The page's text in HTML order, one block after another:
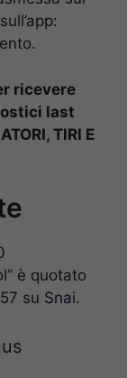
sull’app:
ricevere
last
TIRI E
è quotato
su Snai.